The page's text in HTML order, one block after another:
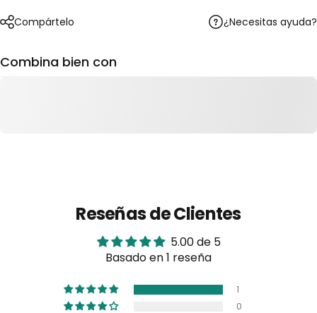
Compártelo ¿Necesitas ayuda?
Combina bien con
Reseñas de Clientes
5.00 de 5
Basado en 1 reseña
1
0